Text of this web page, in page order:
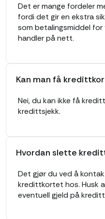
Det er mange fordeler
fordi det gir en ekstra
som betalingsmiddel
handler på nett.
Kan man få
Nei, du kan ikke få
kredittsjekk.
Hvordan slette
Det gjør du ved å
kredittkortet hos. Husk
eventuell gjeld på